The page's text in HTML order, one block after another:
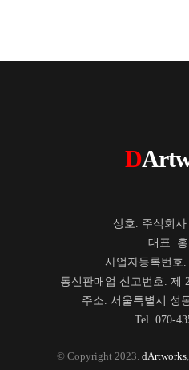
D
상호. 주식회
대표.
사업자등록번호.
통신판매업 신고번호. 제
주소. 서울특별시 성
Tel. 070-
© Copyright 2023. dArtworks